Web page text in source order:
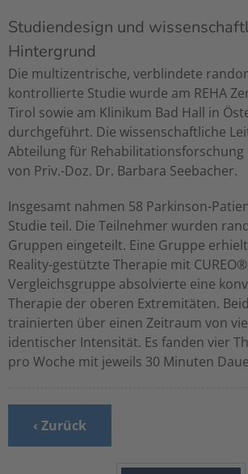
Studiendesign und
Hintergrund
Die multizentrische, verblindete
kontrollierte Studie wurde am REHA
Tirol sowie am Klinikum Bad Hall in
durchgeführt. Die wissenschaftliche
Abteilung für
von Priv.-Doz. Dr. Barbara Seebacher.
Insgesamt nahmen 58 Parkinson-
Studie teil. Die Teilnehmer wurden
Gruppen eingeteilt. Eine Gruppe
Reality-gestützte Therapie mit
Vergleichsgruppe absolvierte eine
Therapie der oberen Extremitäten.
trainierten über einen Zeitraum von
identischer Intensität. Es fanden vier
pro Woche mit jeweils 30 Minuten
‹ Zurück